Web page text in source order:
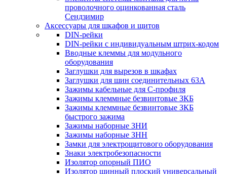
проволочного оцинкованная сталь
Сендзимир
Аксессуары для шкафов и щитов
DIN-рейки
DIN-рейки с индивидуальным штрих-кодом
Вводные клеммы для модульного
оборудования
Заглушки для вырезов в шкафах
Заглушки для шин соединительных 63А
Зажимы кабельные для С-профиля
Зажимы клеммные безвинтовые ЗКБ
Зажимы клеммные безвинтовые ЗКБ
быстрого зажима
Зажимы наборные ЗНИ
Зажимы наборные ЗНН
Замки для электрощитового оборудования
Знаки электробезопасности
Изолятор опорный ПИО
Изолятор шинный плоский универсальный